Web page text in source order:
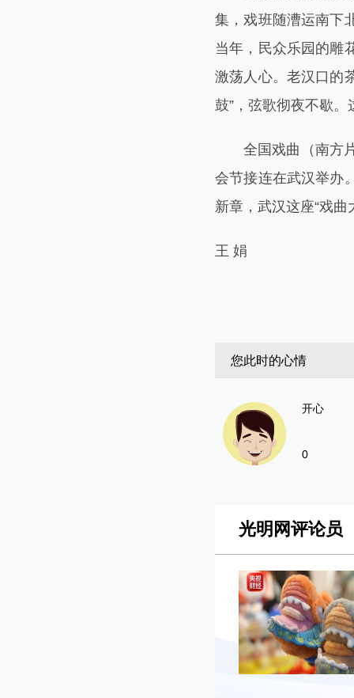
集，戏班随漕运南下
当年，民众乐园的雕
激荡人心。老汉口的
鼓”，弦歌彻夜不歇
全国戏曲（南方片
会节接连在武汉举办
新章，武汉这座“戏
王 娟
您此时的心情
开心
0
光明网评论员